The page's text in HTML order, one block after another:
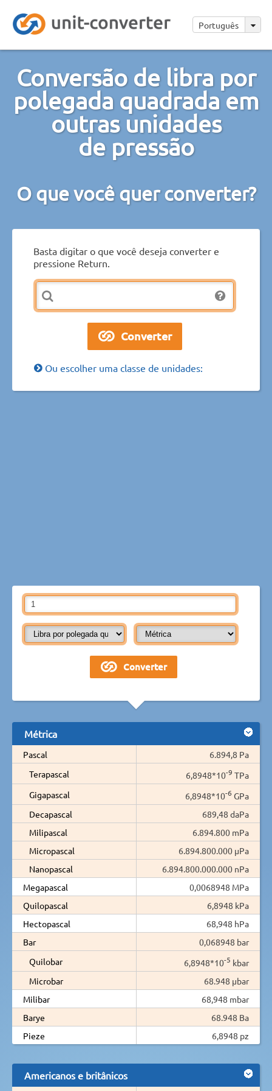
Português
Conversão de libra por
polegada quadrada em
outras unidades
de pressão
O que você quer converter?
Basta digitar o que você deseja converter e
pressione Return.
Ou escolher uma classe de unidades:
Métrica
Pascal
6.894,8 Pa
Terapascal
6,8948*10-9 TPa
Gigapascal
6,8948*10-6 GPa
Decapascal
689,48 daPa
Milipascal
6.894.800 mPa
Micropascal
6.894.800.000 µPa
Nanopascal
6.894.800.000.000 nPa
Megapascal
0,0068948 MPa
Quilopascal
6,8948 kPa
Hectopascal
68,948 hPa
Bar
0,068948 bar
Quilobar
6,8948*10-5 kbar
Microbar
68.948 µbar
Milibar
68,948 mbar
Barye
68.948 Ba
Pieze
6,8948 pz
Americanos e britânicos